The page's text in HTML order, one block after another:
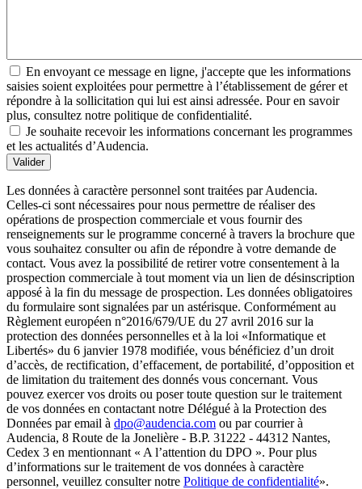
En envoyant ce message en ligne, j'accepte que les informations
saisies soient exploitées pour permettre à l’établissement de gérer et
répondre à la sollicitation qui lui est ainsi adressée. Pour en savoir
plus, consultez notre politique de confidentialité.
Je souhaite recevoir les informations concernant les programmes
et les actualités d’Audencia.
Valider
Les données à caractère personnel sont traitées par Audencia.
Celles-ci sont nécessaires pour nous permettre de réaliser des
opérations de prospection commerciale et vous fournir des
renseignements sur le programme concerné à travers la brochure que
vous souhaitez consulter ou afin de répondre à votre demande de
contact. Vous avez la possibilité de retirer votre consentement à la
prospection commerciale à tout moment via un lien de désinscription
apposé à la fin du message de prospection. Les données obligatoires
du formulaire sont signalées par un astérisque. Conformément au
Règlement européen n°2016/679/UE du 27 avril 2016 sur la
protection des données personnelles et à la loi «Informatique et
Libertés» du 6 janvier 1978 modifiée, vous bénéficiez d’un droit
d’accès, de rectification, d’effacement, de portabilité, d’opposition et
de limitation du traitement des donnés vous concernant. Vous
pouvez exercer vos droits ou poser toute question sur le traitement
de vos données en contactant notre Délégué à la Protection des
Données par email à dpo@audencia.com ou par courrier à
Audencia, 8 Route de la Jonelière - B.P. 31222 - 44312 Nantes,
Cedex 3 en mentionnant « A l’attention du DPO ». Pour plus
d’informations sur le traitement de vos données à caractère
personnel, veuillez consulter notre Politique de confidentialité».